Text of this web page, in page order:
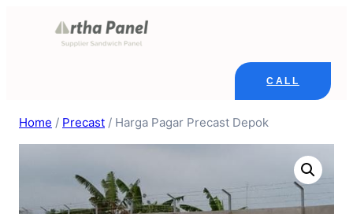
CALL
Home / Precast / Harga Pagar Precast Depok